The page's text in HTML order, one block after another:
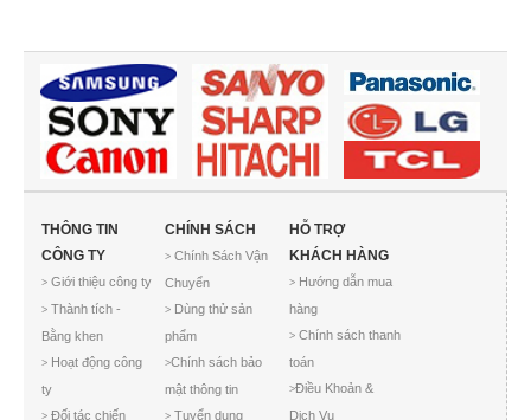
THÔNG TIN
CÔNG TY
> Giới thiệu công ty
> Thành tích -
Bằng khen
> Hoạt động công
ty
> Đối tác chiến
CHÍNH SÁCH
> Chính Sách Vận
Chuyển
> Dùng thử sản
phẩm
>Chính sách bảo
mật thông tin
> Tuyển dụng
HỖ TRỢ
KHÁCH HÀNG
>Hướng dẫn mua
hàng
>Chính sách thanh
toán
>Điều Khoản &
Dịch Vụ